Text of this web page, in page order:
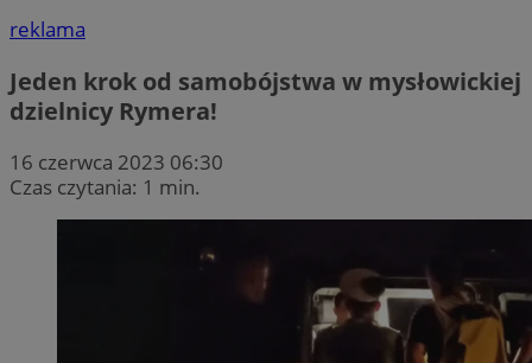
reklama
Jeden krok od samobójstwa w mysłowickiej
dzielnicy Rymera!
16 czerwca 2023 06:30
Czas czytania: 1 min.